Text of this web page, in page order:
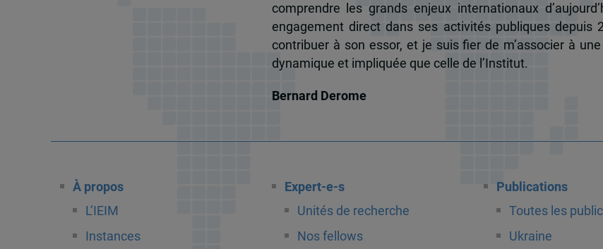
comprendre les grands enjeux internationaux
engagement direct dans ses activités publiques depuis
contribuer à son essor, et je suis fier de m’associer à
dynamique et impliquée que celle de l’Institut.
Bernard Derome
À propos
L’IEIM
Instances
Expert-e-s
Unités de recherche
Nos fellows
Publications
Toutes les
Ukraine